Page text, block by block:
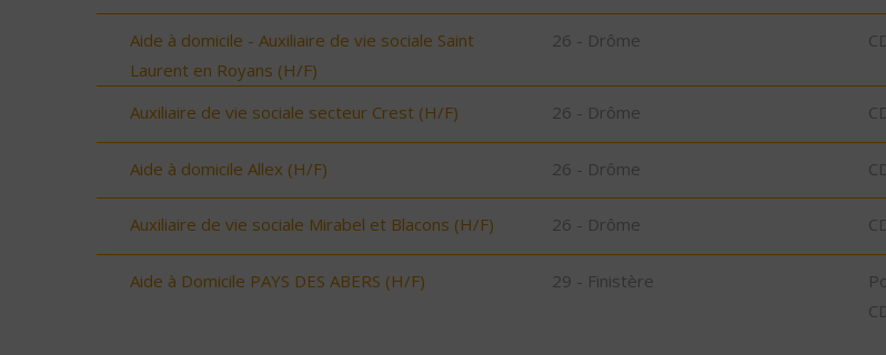
Aide à domicile - Auxiliaire de vie sociale Saint
Laurent en Royans (H/F)
26 - Drôme
Auxiliaire de vie sociale secteur Crest (H/F) 26 - Drôme
Aide à domicile Allex (H/F) 26 - Drôme
Auxiliaire de vie sociale Mirabel et Blacons (H/F) 26 - Drôme
Aide à Domicile PAYS DES ABERS (H/F) 29 - Finistère